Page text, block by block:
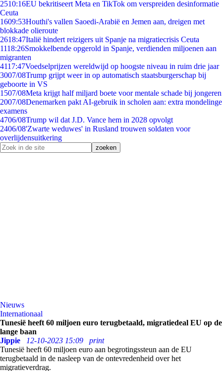
2510:16EU bekritiseert Meta en TikTok om verspreiden desinformatie
Ceuta
1609:53Houthi's vallen Saoedi-Arabië en Jemen aan, dreigen met
blokkade olieroute
2618:47Italië hindert reizigers uit Spanje na migratiecrisis Ceuta
1118:26Smokkelbende opgerold in Spanje, verdienden miljoenen aan
migranten
4117:47Voedselprijzen wereldwijd op hoogste niveau in ruim drie jaar
3007/08Trump grijpt weer in op automatisch staatsburgerschap bij
geboorte in VS
1507/08Meta krijgt half miljard boete voor mentale schade bij jongeren
2007/08Denemarken pakt AI-gebruik in scholen aan: extra mondelinge
examens
4706/08Trump wil dat J.D. Vance hem in 2028 opvolgt
2406/08'Zwarte weduwes' in Rusland trouwen soldaten voor
overlijdensuitkering
Nieuws
Internationaal
Tunesië heeft 60 miljoen euro terugbetaald, migratiedeal EU op de
lange baan
Jippie
12-10-2023 15:09
print
Tunesië heeft 60 miljoen euro aan begrotingssteun aan de EU
terugbetaald in de nasleep van de ontevredenheid over het
migratieverdrag.